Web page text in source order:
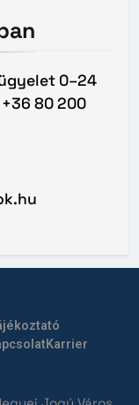
0–24
80 200
Karrier